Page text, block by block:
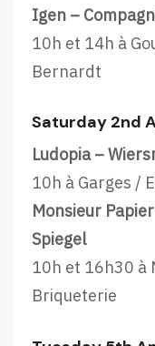
Igen –
10h et 14h à
Bernardt
Saturday 2nd
Ludopia –
10h à Garges /
Monsieur
Spiegel
10h et 16h30 à
Briqueterie